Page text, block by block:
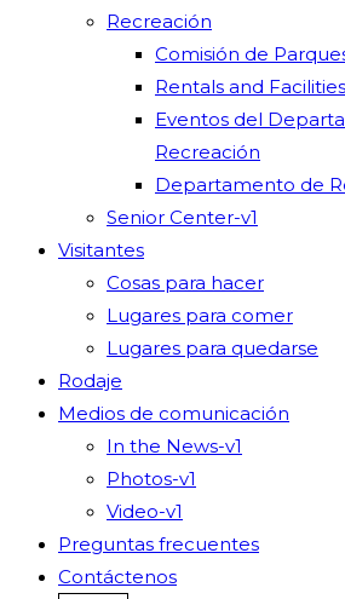
Recreación
Comisión de
Rentals and
Eventos del
Recreación
Departamento de
Senior Center-v1
Visitantes
Cosas para hacer
Lugares para comer
Lugares para quedarse
Rodaje
Medios de comunicación
In the News-v1
Photos-v1
Video-v1
Preguntas frecuentes
Contáctenos